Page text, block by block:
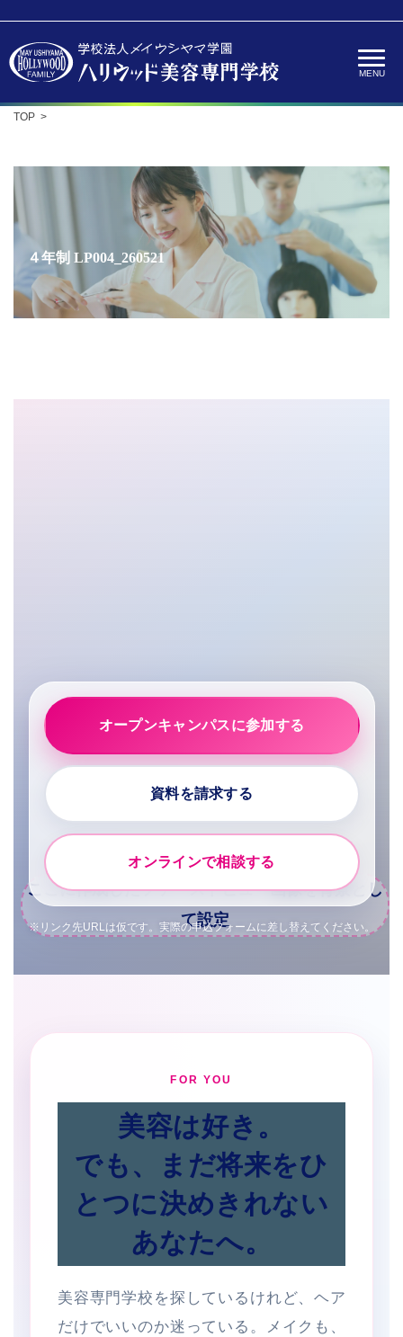
TOP
４年制 LP004_260521
オープンキャンパスに参加する
資料を請求する
オンラインで相談する
※リンク先URLは仮です。実際の申込フォームに差し替えてください。
FOR YOU
美容は好き。
でも、まだ将来をひ
とつに決めきれない
あなたへ。
美容専門学校を探しているけれど、ヘア
だけでいいのか迷っている。メイクも、